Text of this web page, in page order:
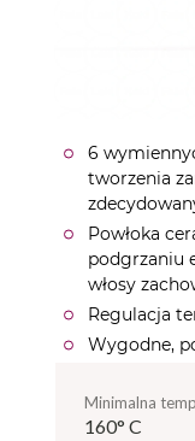
6
tworzenia
Powłoka
podgrzaniu
włosy
Regulacja
Wygodne,
minimalna
160° C